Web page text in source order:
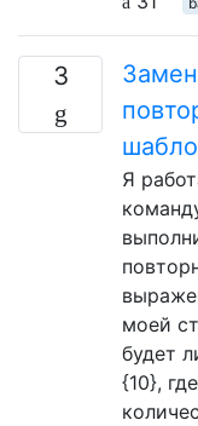
3
Я
моей
будет
{10},